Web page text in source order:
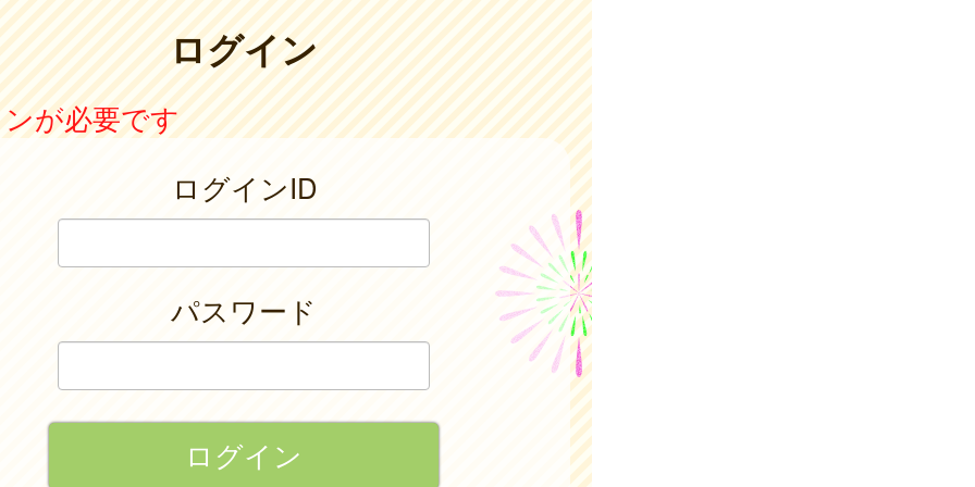
ログイン
が必要です
ログインID
パスワード